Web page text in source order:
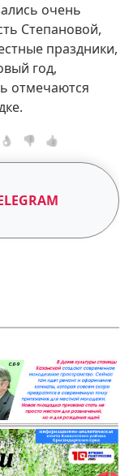
очень
Степановой,
праздники,
год,
отмечаются
👌 👎 👍